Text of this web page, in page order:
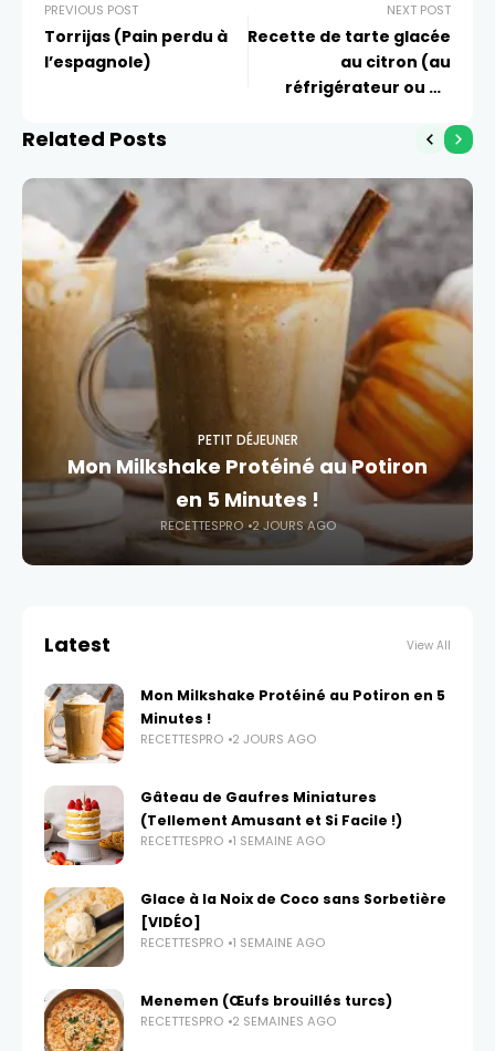
PREVIOUS POST
Torrijas (Pain perdu à
l’espagnole)
NEXT POST
Recette de tarte glacée
au citron (au
réfrigérateur ou au
Related Posts
PETIT DÉJEUNER
Mon Milkshake Protéiné au Potiron
en 5 Minutes !
RECETTESPRO 2 JOURS AGO
Latest View All
Mon Milkshake Protéiné au Potiron en 5
Minutes !
RECETTESPRO 2 JOURS AGO
Gâteau de Gaufres Miniatures
(Tellement Amusant et Si Facile !)
RECETTESPRO 1 SEMAINE AGO
Glace à la Noix de Coco sans Sorbetière
[VIDÉO]
RECETTESPRO 1 SEMAINE AGO
Menemen (Œufs brouillés turcs)
RECETTESPRO 2 SEMAINES AGO